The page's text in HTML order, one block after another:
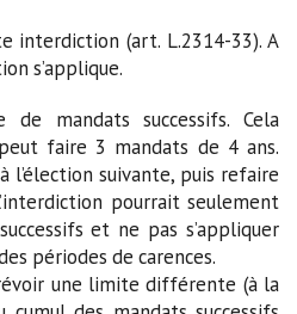
interdiction (art. L.2314-33). A
s’applique.
de mandats successifs. Cela
peut faire 3 mandats de 4 ans.
l’élection suivante, puis refaire
pourrait seulement
et ne pas s’appliquer
périodes de carences.
une limite différente (à la